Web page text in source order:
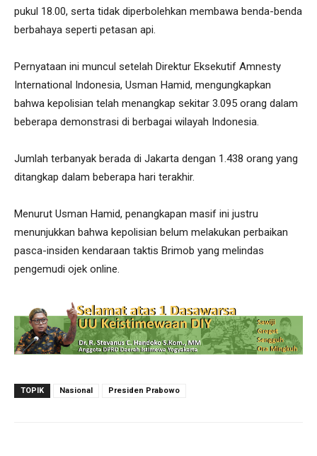
pukul 18.00, serta tidak diperbolehkan membawa benda-benda
berbahaya seperti petasan api.
Pernyataan ini muncul setelah Direktur Eksekutif Amnesty
International Indonesia, Usman Hamid, mengungkapkan
bahwa kepolisian telah menangkap sekitar 3.095 orang dalam
beberapa demonstrasi di berbagai wilayah Indonesia.
Jumlah terbanyak berada di Jakarta dengan 1.438 orang yang
ditangkap dalam beberapa hari terakhir.
Menurut Usman Hamid, penangkapan masif ini justru
menunjukkan bahwa kepolisian belum melakukan perbaikan
pasca-insiden kendaraan taktis Brimob yang melindas
pengemudi ojek online.
TOPIK Nasional Presiden Prabowo